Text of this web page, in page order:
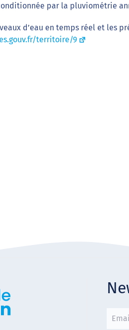
par la pluviométrie
d’eau en temps réel et les
territoire/9